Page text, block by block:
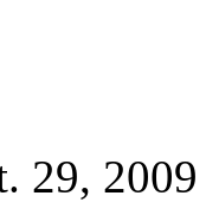
29,